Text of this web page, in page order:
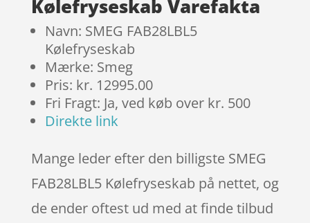
Kølefryseskab Varefakta
Navn: SMEG FAB28LBL5
Kølefryseskab
Mærke: Smeg
Pris: kr. 12995.00
Fri Fragt: Ja, ved køb over kr. 500
Direkte link
Mange leder efter den billigste SMEG
FAB28LBL5 Kølefryseskab på nettet, og
de ender oftest ud med at finde tilbud